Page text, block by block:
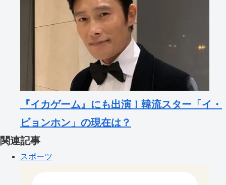
『イカゲーム』にも出演！韓流スター「イ・
ビョンホン」の現在は？
関連記事
スポーツ